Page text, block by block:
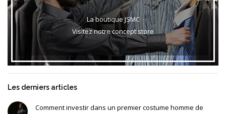
La boutique JSMC
Visitez notre concept store
Les derniers articles
Comment investir dans un premier costume homme de